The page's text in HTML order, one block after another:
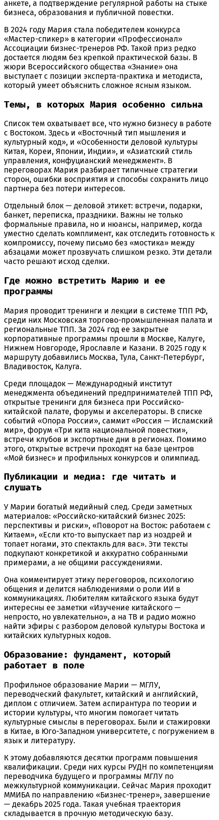
анкете, а подтверждение регулярной работы на стыке
бизнеса, образования и публичной повестки.
В 2024 году Мария стала победителем конкурса
«Мастер-спикер» в категории «Профессионал»
Ассоциации бизнес-тренеров РФ. Такой приз редко
достается людям без крепкой практической базы. В
жюри Всероссийского общества «Знание» она
выступает с позиции эксперта-практика и методиста,
который умеет объяснить сложное ясным языком.
Темы, в которых Мария особенно сильна
Список тем охватывает все, что нужно бизнесу в работе
с Востоком. Здесь и «Восточный тип мышления и
культурный код», и «Особенности деловой культуры
Китая, Кореи, Японии, Индии», и «Азиатский стиль
управления, конфуцианский менеджмент». В
переговорах Мария разбирает типичные стратегии
сторон, ошибки восприятия и способы сохранить лицо
партнера без потери интересов.
Отдельный блок — деловой этикет: встречи, подарки,
банкет, переписка, праздники. Важны не только
формальные правила, но и нюансы, например, когда
уместно сделать комплимент, как отследить готовность к
компромиссу, почему письмо без «мостика» между
абзацами может прозвучать слишком резко. Эти детали
часто решают исход сделки.
Где можно встретить Марию и ее
программы
Мария проводит тренинги и лекции в системе ТПП РФ,
среди них Московская торгово-промышленная палата и
региональные ТПП. За 2024 год ее закрытые
корпоративные программы прошли в Москве, Калуге,
Нижнем Новгороде, Ярославле и Казани. В 2025 году к
маршруту добавились Москва, Тула, Санкт-Петербург,
Владивосток, Калуга.
Среди площадок — Международный институт
менеджмента объединений предпринимателей ТПП РФ,
открытые тренинги для бизнеса при Российско-
китайской палате, форумы и акселераторы. В списке
событий «Опора России», саммит «Россия — Исламский
мир», форум «Три кита национальной повестки»,
встречи клубов и экспортные дни в регионах. Помимо
этого, открытые встречи проходят на базе центров
«Мой бизнес» и профильных конкурсов и олимпиад.
Публикации и медиа: где читать и
слушать
У Марии богатый медийный след. Среди заметных
материалов: «Российско-китайский бизнес 2025:
перспективы и риски», «Поворот на Восток: работаем с
Китаем», «Если кто-то выпускает пар из ноздрей и
топает ногами, это спектакль для вас». Эти тексты
подкупают конкретикой и аккуратно собранными
примерами, а не общими рассуждениями.
Она комментирует этику переговоров, психологию
общения и делится наблюдениями о роли ИИ в
коммуникациях. Любителям китайского языка будут
интересны ее заметки «Изучение китайского —
непросто, но увлекательно», а на ТВ и радио можно
найти эфиры с разбором деловой культуры Востока и
китайских культурных кодов.
Образование: фундамент, который
работает в поле
Профильное образование Марии — МГЛУ,
переводческий факультет, китайский и английский,
диплом с отличием. Затем аспирантура по теории и
истории культуры, что многим помогает читать
культурные смыслы в переговорах. Были и стажировки
в Китае, в Юго-Западном университете, с погружением в
язык и литературу.
К этому добавляются десятки программ повышения
квалификации. Среди них курсы РУДН по компетенциям
переводчика будущего и программы МГЛУ по
межкультурной коммуникации. Сейчас Мария проходит
ММИБА по направлению «Бизнес-тренер», завершение
— декабрь 2025 года. Такая учебная траектория
складывается в прочную методическую базу.